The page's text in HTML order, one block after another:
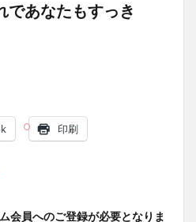
であなたもすっき
印刷
会員へのご登録が必要となりま